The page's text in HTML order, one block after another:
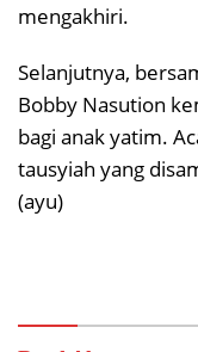
mengakhiri.
Selanjutnya,
Bobby Nasution
bagi anak yatim.
tausyiah yang
(ayu)